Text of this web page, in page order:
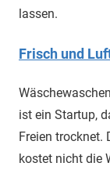
lassen.
Frisch und
ist ein Startup,
Freien trocknet.
kostet nicht die